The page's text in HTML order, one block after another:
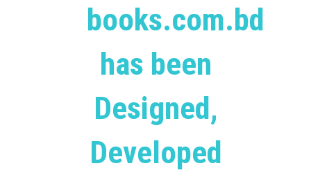
books.com.bd
has been
Designed,
Developed